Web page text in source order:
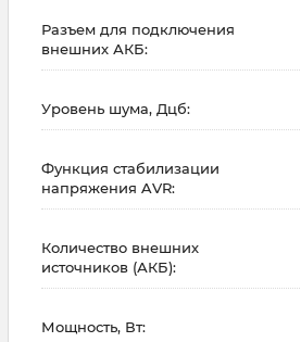
Разъем для подключения
внешних АКБ:
Уровень шума, Дцб:
Функция стабилизации
напряжения AVR:
Количество внешних
источников (АКБ):
Мощность, Вт: